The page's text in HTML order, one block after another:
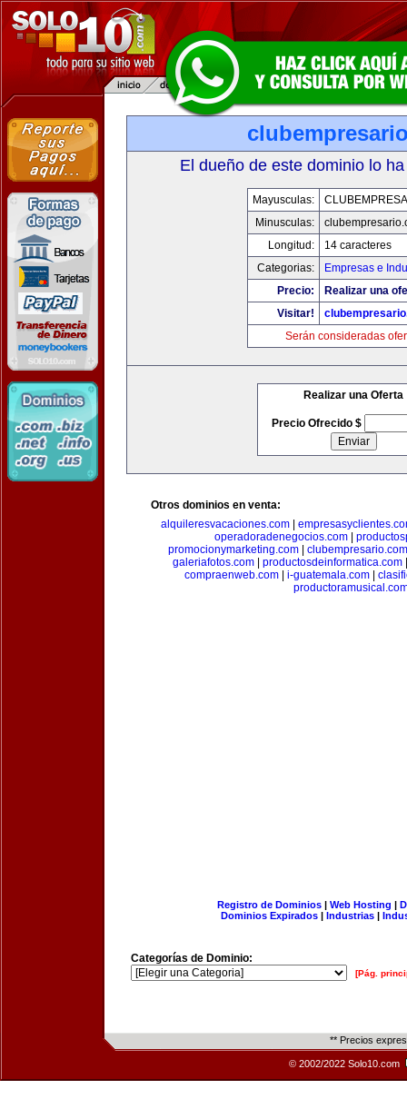
El dueño de este dominio lo
Mayusculas:
Minusculas:
Longitud:
14 caracteres
Categorias:
Empresas e
Precio:
Realizar una
Visitar!
Serán consideradas
Realizar una Oferta
Precio Ofrecido $
Otros dominios en venta:
alquileresvacaciones.com|
operadoradenegocios.com|
promocionymarketing.com| clubempresario.com
galeriafotos.com
productosdeinformatica.com
compraenweb.com| i-guatemala.com|
Registro de Dominios| Web Hosting |
Dominios Expirados | Industrias |
Categorías de Dominio:
[Pág.
** Precios
© 2002/2022 Solo10.com